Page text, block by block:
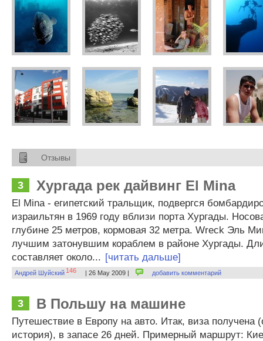
Отзывы
3 Хургада рек дайвинг El Mina
El Mina - египетский тральщик, подвергся
израильтян в 1969 году вблизи порта Хургады.
глубине 25 метров, кормовая 32 метра. Wreck Эль
лучшим затонувшим кораблем в районе Хургады.
составляет около... [читать дальше]
Андрей Шуйский 146 | 26 May 2009 | добавить комментарий
3 В Польшу на машине
Путешествие в Европу на авто. Итак, виза получена
история), в запасе 26 дней. Примерный маршрут: